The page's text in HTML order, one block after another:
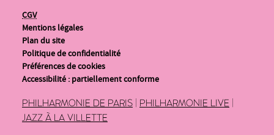
CGV
Mentions légales
Plan du site
Politique de confidentialité
Préférences de cookies
Accessibilité : partiellement conforme
PHILHARMONIE DE PARIS PHILHARMONIE LIVE
JAZZ À LA VILLETTE